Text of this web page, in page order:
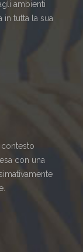
ambienti
in tutta la sua
contesto
con una